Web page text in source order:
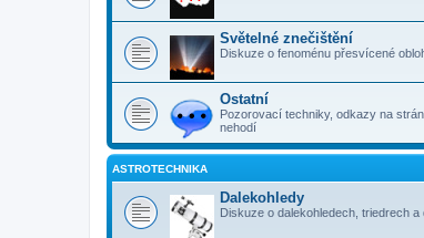
Světelné znečištění
Diskuze o fenoménu přesvícené
Ostatní
Pozorovací techniky, odkazy na
nehodí
ASTROTECHNIKA
Dalekohledy
Diskuze o dalekohledech, triedrech